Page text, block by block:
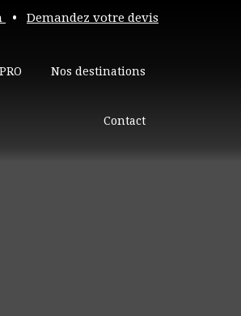
• Demandez votre devis
Nos destinations
Contact